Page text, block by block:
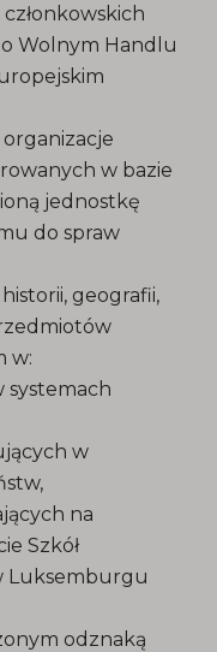
Wolnym Handlu
w bazie
jednostkę
do spraw
geografii,
w:
systemach
w
na
Szkół
Luksemburgu
odznaką